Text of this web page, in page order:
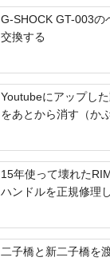
G-SHOCK GT-003の
交換する
Youtubeにアップし
をあとから消す（か
15年使って壊れた
ハンドルを正規修理
二子橋と新二子橋を